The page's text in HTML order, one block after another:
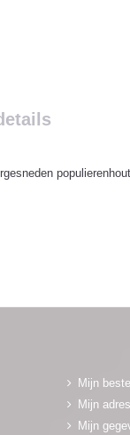
Mijn
Mijn
Mijn